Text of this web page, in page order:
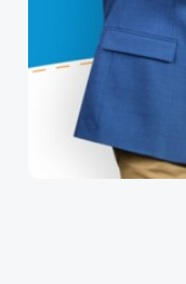
Aby